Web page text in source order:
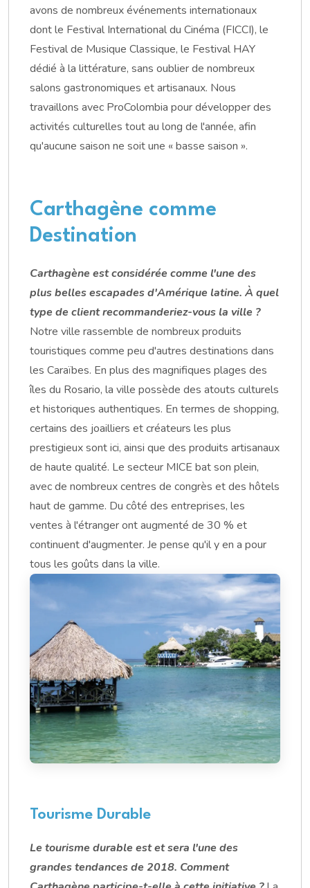
avons de nombreux événements internationaux
dont le Festival International du Cinéma (FICCI), le
Festival de Musique Classique, le Festival HAY
dédié à la littérature, sans oublier de nombreux
salons gastronomiques et artisanaux. Nous
travaillons avec ProColombia pour développer des
activités culturelles tout au long de l'année, afin
qu'aucune saison ne soit une « basse saison ».
Carthagène comme
Destination
Carthagène est considérée comme l'une des
plus belles escapades d'Amérique latine. À quel
type de client recommanderiez-vous la ville ?
Notre ville rassemble de nombreux produits
touristiques comme peu d'autres destinations dans
les Caraïbes. En plus des magnifiques plages des
îles du Rosario, la ville possède des atouts culturels
et historiques authentiques. En termes de shopping,
certains des joailliers et créateurs les plus
prestigieux sont ici, ainsi que des produits artisanaux
de haute qualité. Le secteur MICE bat son plein,
avec de nombreux centres de congrès et des hôtels
haut de gamme. Du côté des entreprises, les
ventes à l'étranger ont augmenté de 30 % et
continuent d'augmenter. Je pense qu'il y en a pour
tous les goûts dans la ville.
Tourisme Durable
Le tourisme durable est et sera l'une des
grandes tendances de 2018. Comment